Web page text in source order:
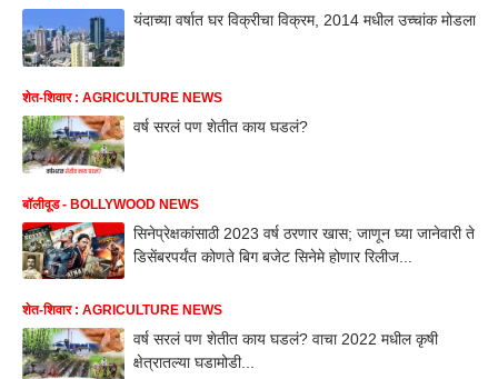
यंदाच्या वर्षात घर विक्रीचा विक्रम, 2014 मधील उच्चांक मोडला
शेत-शिवार : AGRICULTURE NEWS
वर्ष सरलं पण शेतीत काय घडलं?
बॉलीवूड - BOLLYWOOD NEWS
सिनेप्रेक्षकांसाठी 2023 वर्ष ठरणार खास; जाणून घ्या जानेवारी ते
डिसेंबरपर्यंत कोणते बिग बजेट सिनेमे होणार रिलीज...
शेत-शिवार : AGRICULTURE NEWS
वर्ष सरलं पण शेतीत काय घडलं? वाचा 2022 मधील कृषी
क्षेत्रातल्या घडामोडी...